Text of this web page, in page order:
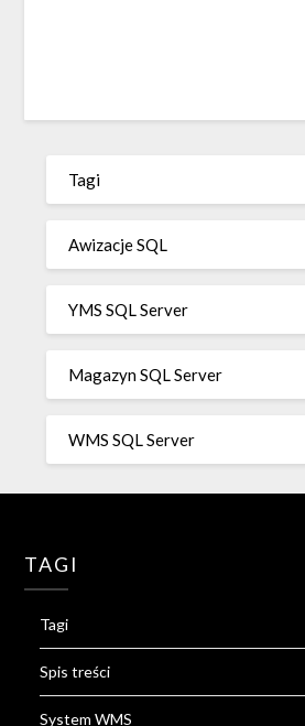
Tagi
Awizacje SQL
YMS SQL Server
Magazyn SQL Server
WMS SQL Server
TAGI
Tagi
Spis treści
System WMS